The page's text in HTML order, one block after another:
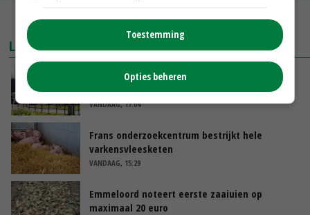
MEER MARKTPRIJZEN
LAATSTE NIEUWS
Gemiddelde Europese melkprijs daalt licht in
juni
VANDAAG, 17:04
Frans onderzoekcentrum bestrijkt hele
varkensvleesketen
VANDAAG, 15:29
Emmeloord noteert eerste zaaiuien op
maximaal 20 euro
Toestemming
Opties beheren